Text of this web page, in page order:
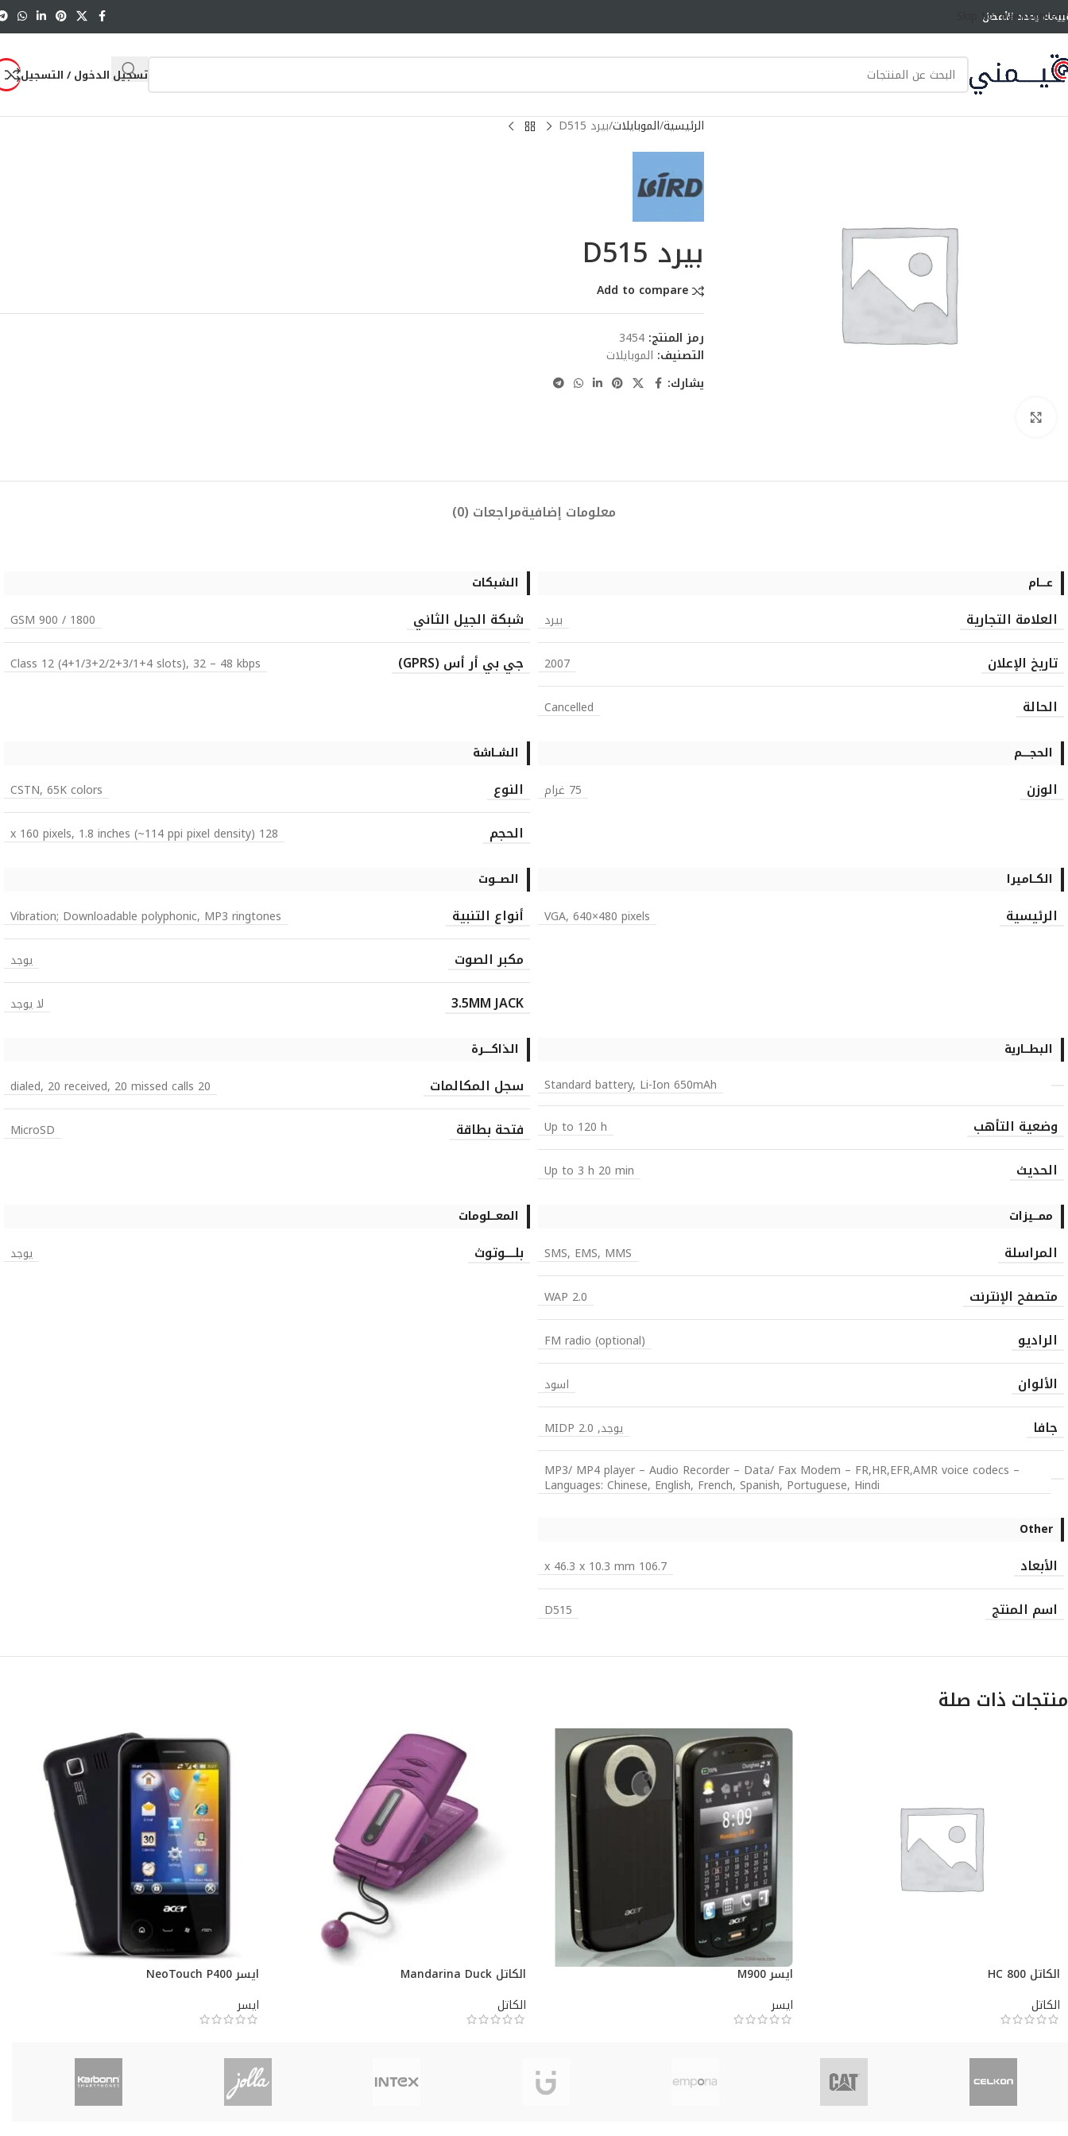
Skip to main content
يحدد الأفضل
تسجيل الدخول / التسجيل
الرئيسية الموبايلات بيرد D515
بيرد D515
Add to compare
رمز المنتج: 3454
التصنيف: الموبايلات
يشارك:
معلومات إضافيةمراجعات (0)
عــــام
العلامة التجارية بيرد
تاريخ الإعلان 2007
الحالة Cancelled
الشبكات
شبكة الجيل الثاني GSM 900 / 1800
جي بي أر أس (GPRS) Class 12 (4+1/3+2/2+3/1+4 slots), 32 – 48 kbps
الحجـــــم
الوزن 75 غرام
الشــاشة
النوع CSTN, 65K colors
الحجم 128 x 160 pixels, 1.8 inches (~114 ppi pixel density)
الكــاميرا
الرئيسية VGA, 640×480 pixels
الصـــوت
أنواع التنبية Vibration; Downloadable polyphonic, MP3 ringtones
مكبر الصوت يوجد
3.5MM JACK لا يوجد
البطـــارية
Standard battery, Li-Ion 650mAh
وضعية التأهب Up to 120 h
الحديث Up to 3 h 20 min
الذاكـــــرة
سجل المكالمات 20 dialed, 20 received, 20 missed calls
فتحة بطاقة MicroSD
ممـــيزات
المراسلة SMS, EMS, MMS
متصفح الإنترنت WAP 2.0
الراديو FM radio (optional)
الألوان اسود
جافا
يوجد, MIDP 2.0
MP3/ MP4 player – Audio Recorder – Data/ Fax Modem – FR,HR,EFR,AMR voice codecs –
Languages: Chinese, English, French, Spanish, Portuguese, Hindi
المعـــلومات
بلــــوتوث يوجد
Other
الأبعاد 106.7 x 46.3 x 10.3 mm
اسم المنتج D515
منتجات ذات صلة
الكاتل HC 800
الكاتل
ايسر M900
ايسر
الكاتل Mandarina Duck
الكاتل
ايسر NeoTouch P400
ايسر